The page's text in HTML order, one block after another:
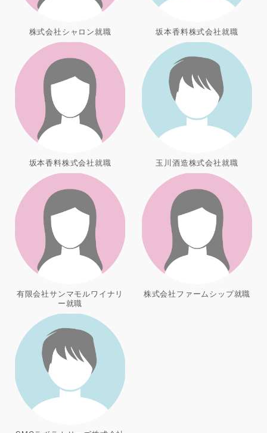
株式会社シャロン就職 坂本香料株式会社就職
坂本香料株式会社就職 玉川酒造株式会社就職
有限会社サンマモルワイナリ
ー就職
株式会社ファームシップ就職